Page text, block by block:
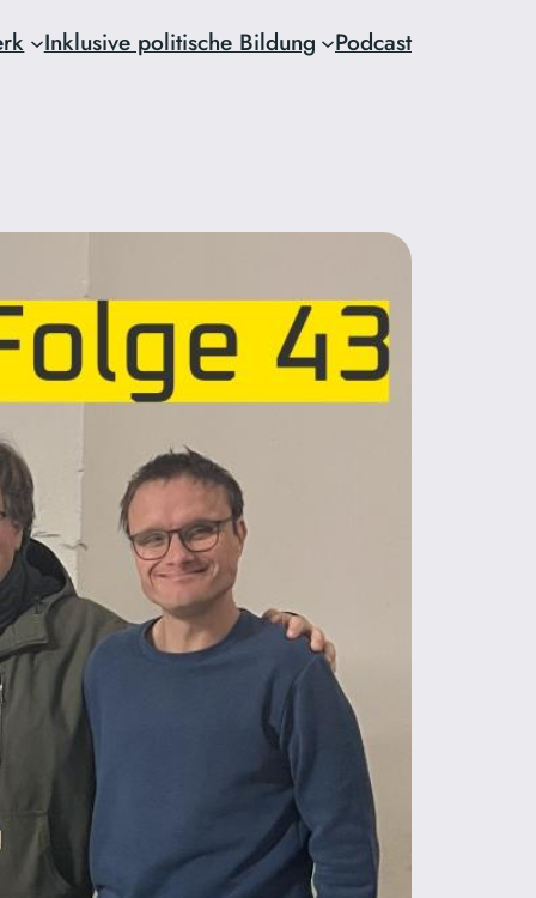
Inklusive politische Bildung Podcast